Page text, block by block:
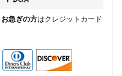
お急ぎの方はクレジットカード